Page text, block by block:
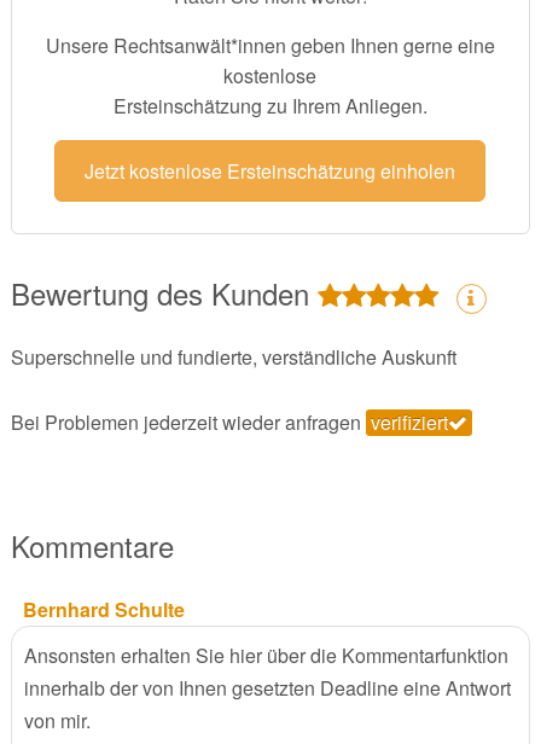
Unsere Rechtsanwält*innen geben Ihnen gerne eine
kostenlose
Ersteinschätzung zu Ihrem Anliegen.
Jetzt kostenlose Ersteinschätzung einholen
Bewertung des Kunden
Superschnelle und fundierte, verständliche Auskunft
Bei Problemen jederzeit wieder anfragen verifiziert
Kommentare
Bernhard Schulte
Ansonsten erhalten Sie hier über die Kommentarfunktion
innerhalb der von Ihnen gesetzten Deadline eine Antwort
von mir.